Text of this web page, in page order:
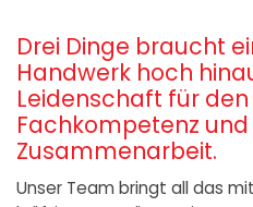
Drei Dinge braucht
Handwerk hoch
Leidenschaft für den
Fachkompetenz
Zusammenarbeit.
Unser Team bringt all das